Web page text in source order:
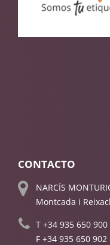
CONTACTO
NARCÍS
Montcada i
T +34 935 650 900
F +34 935 650 902